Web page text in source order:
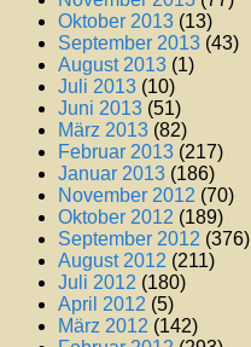
Oktober 2013 (13)
September 2013 (43)
August 2013 (1)
Juli 2013 (10)
Juni 2013 (51)
März 2013 (82)
Februar 2013 (217)
Januar 2013 (186)
November 2012 (70)
Oktober 2012 (189)
September 2012 (376)
August 2012 (211)
Juli 2012 (180)
April 2012 (5)
März 2012 (142)